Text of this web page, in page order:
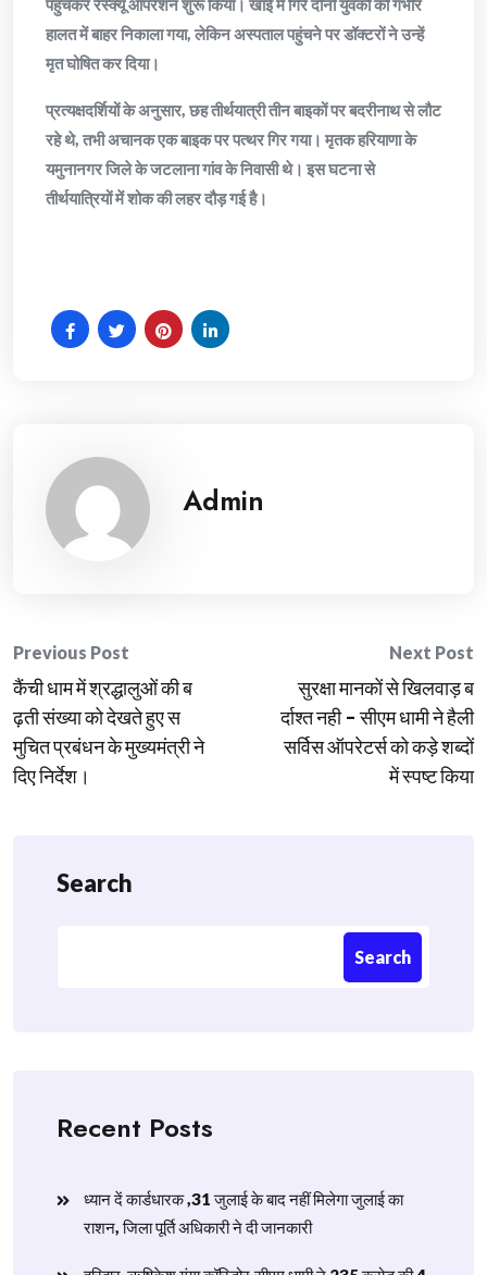
पहुंचकर रेस्क्यू ऑपरेशन शुरू किया। खाई में गिरे दोनों युवकों को गंभीर
हालत में बाहर निकाला गया, लेकिन अस्पताल पहुंचने पर डॉक्टरों ने उन्हें
मृत घोषित कर दिया।
प्रत्यक्षदर्शियों के अनुसार, छह तीर्थयात्री तीन बाइकों पर बदरीनाथ से लौट
रहे थे, तभी अचानक एक बाइक पर पत्थर गिर गया। मृतक हरियाणा के
यमुनानगर जिले के जटलाना गांव के निवासी थे। इस घटना से
तीर्थयात्रियों में शोक की लहर दौड़ गई है।
Admin
Post
navigation
Previous Post
कैंची धाम में श्रद्धालुओं की ब
ढ़ती संख्या को देखते हुए स
मुचित प्रबंधन के मुख्यमंत्री ने
दिए निर्देश।
Next Post
सुरक्षा मानकों से खिलवाड़ ब
र्दाश्त नही – सीएम धामी ने हैली
सर्विस ऑपरेटर्स को कड़े शब्दों
में स्पष्ट किया
Search
Search
Recent Posts
ध्यान दें कार्डधारक ,31 जुलाई के बाद नहीं मिलेगा जुलाई का
राशन, जिला पूर्ति अधिकारी ने दी जानकारी